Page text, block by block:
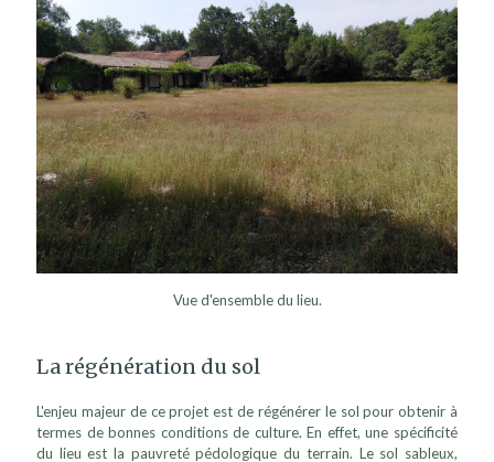
Vue d'ensemble du lieu.
La régénération du sol
L'enjeu majeur de ce projet est de régénérer le sol pour obtenir à
termes de bonnes conditions de culture. En effet, une spécificité
du lieu est la pauvreté pédologique du terrain. Le sol sableux,